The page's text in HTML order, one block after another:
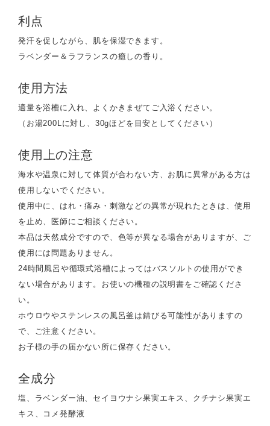
利点
発汗を促しながら、肌を保湿できます。
ラベンダー＆ラフランスの癒しの香り。
使用方法
適量を浴槽に入れ、よくかきまぜてご入浴ください。
（お湯200Lに対し、30gほどを目安としてください）
使用上の注意
海水や温泉に対して体質が合わない方、お肌に異常がある方は
使用しないでください。
使用中に、はれ・痛み・刺激などの異常が現れたときは、使用
を止め、医師にご相談ください。
本品は天然成分ですので、色等が異なる場合がありますが、ご
使用には問題ありません。
24時間風呂や循環式浴槽によってはバスソルトの使用ができ
ない場合があります。お使いの機種の説明書をご確認くださ
い。
ホウロウやステンレスの風呂釜は錆びる可能性がありますの
で、ご注意ください。
お子様の手の届かない所に保存ください。
全成分
塩、ラベンダー油、セイヨウナシ果実エキス、クチナシ果実エ
キス、コメ発酵液